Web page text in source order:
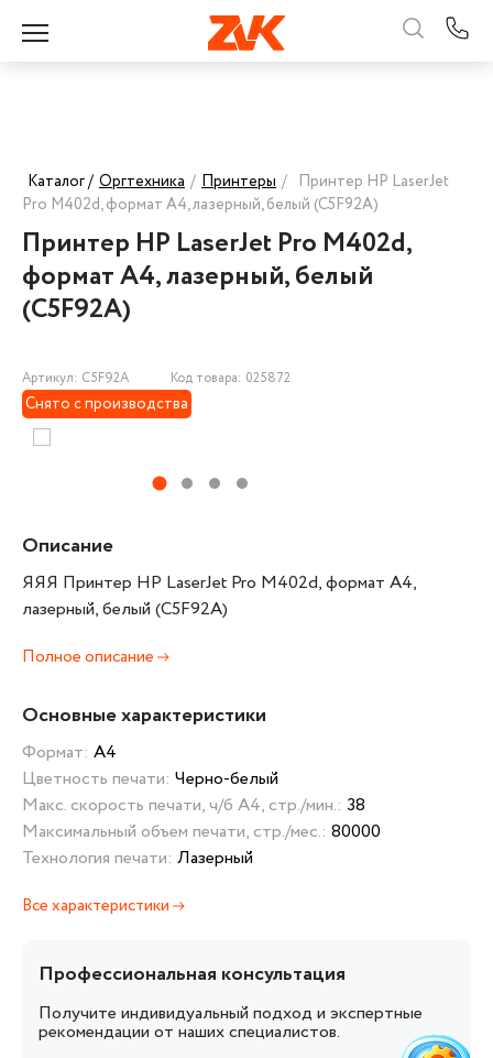
Каталог / Оргтехника / Принтеры / Принтер HP LaserJet
Pro M402d, формат А4, лазерный, белый (C5F92A)
Принтер HP LaserJet Pro M402d,
формат А4, лазерный, белый
(C5F92A)
Артикул: C5F92A Код товара: 025872
Снято с производства
Описание
ЯЯЯ Принтер HP LaserJet Pro M402d, формат А4,
лазерный, белый (C5F92A)
Полное описание
Основные характеристики
Формат: А4
Цветность печати: Черно-белый
Макс. скорость печати, ч/б А4, стр./мин.: 38
Максимальный объем печати, стр./мес.: 80000
Технология печати: Лазерный
Все характеристики
Профессиональная консультация
Получите индивидуальный подход и экспертные
рекомендации от наших специалистов.